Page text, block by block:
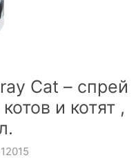
Cat – спрей
и котят ,